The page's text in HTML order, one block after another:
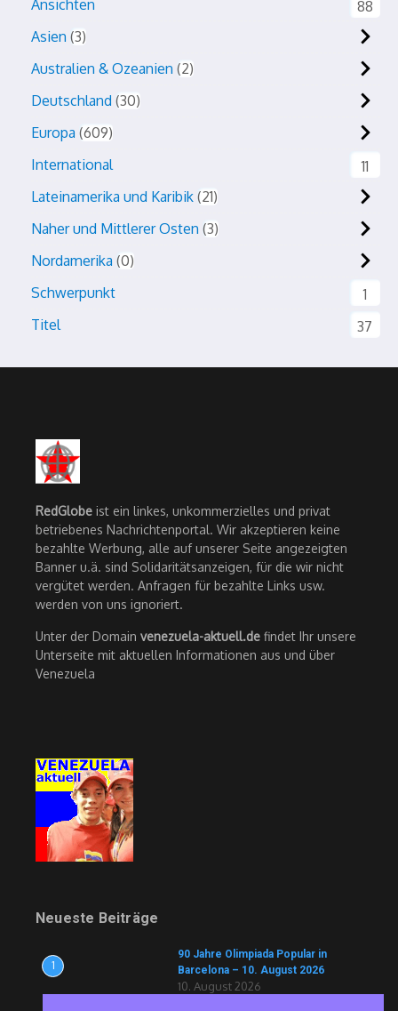
Ansichten
88
Asien 3
Australien & Ozeanien 2
Deutschland 30
Europa 609
International
11
Lateinamerika und Karibik 21
Naher und Mittlerer Osten 3
Nordamerika 0
Schwerpunkt
1
Titel
37
RedGlobe ist ein linkes, unkommerzielles und privat
betriebenes Nachrichtenportal. Wir akzeptieren keine
bezahlte Werbung, alle auf unserer Seite angezeigten
Banner u.ä. sind Solidaritätsanzeigen, für die wir nicht
vergütet werden. Anfragen für bezahlte Links usw.
werden von uns ignoriert.
Unter der Domain venezuela-aktuell.de findet Ihr unsere
Unterseite mit aktuellen Informationen aus und über
Venezuela
Neueste Beiträge
1
90 Jahre Olimpiada Popular in
Barcelona – 10. August 2026
10. August 2026